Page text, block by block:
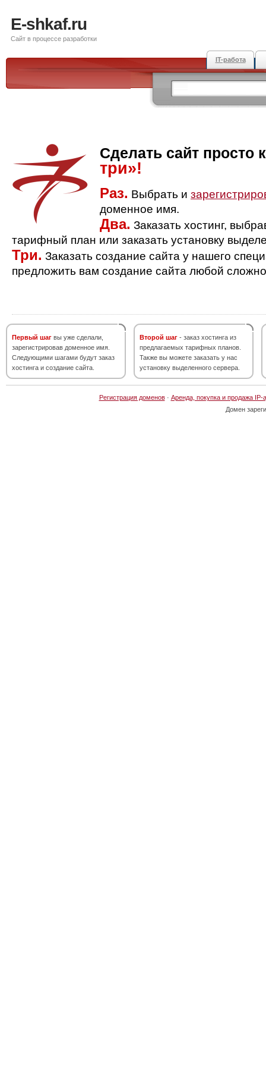
E-shkaf.ru
Сайт в процессе разработки
IT-работа
Сделать сайт просто
три»!
Раз. Выбрать и
доменное имя.
Два. Заказать хостинг,
тарифный план или заказать установку
Три. Заказать создание сайта у нашего
предложить вам создание сайта любой
Первый шаг вы уже сделали,
зарегистрировав доменное имя.
Следующими шагами будут заказ
хостинга и создание сайта.
Второй шаг - заказ хостинга из
предлагаемых тарифных планов.
Также вы можете заказать у нас
установку выделенного сервера.
Регистрация доменов· Аренда, покупка и продажа IP-
Домен